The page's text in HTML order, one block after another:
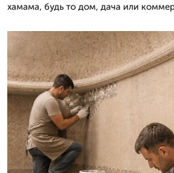
хамама, будь то дом, дача или